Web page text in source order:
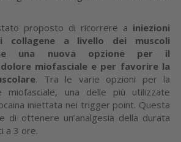
proposto di ricorrere a iniezioni
collagene a livello dei muscoli
una nuova opzione per il
miofasciale e per favorire la
. Tra le varie opzioni per la
miofasciale, una delle più utilizzate
iniettata nei trigger point. Questa
di ottenere un’analgesia della durata
a 3 ore.